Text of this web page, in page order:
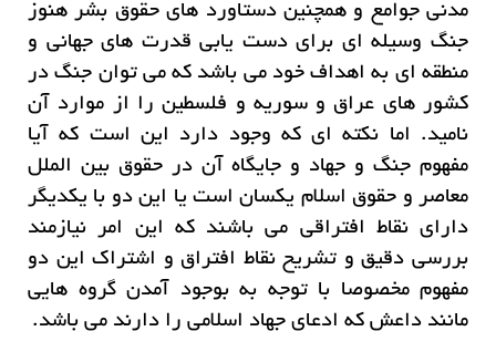
مدنی جوامع و همچنین دستاورد های حقوق بشر هنوز
جنگ وسیله ای برای دست یابی قدرت های جهانی و
منطقه ای به اهداف خود می باشد که می توان جنگ در
کشور های عراق و سوریه و فلسطین را از موارد آن
نامید. اما نکته ای که وجود دارد این است که آیا
مفهوم جنگ و جهاد و جایگاه آن در حقوق بین الملل
معاصر و حقوق اسلام یکسان است یا این دو با یکدیگر
دارای نقاط افتراقی می باشند که این امر نیازمند
بررسی دقیق و تشریح نقاط افتراق و اشتراک این دو
مفهوم مخصوصا با توجه به بوجود آمدن گروه هایی
مانند داعش که ادعای جهاد اسلامی را دارند می باشد.